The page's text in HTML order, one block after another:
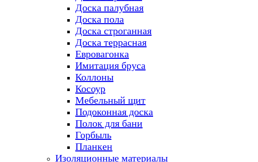
Доска палубная
Доска пола
Доска строганная
Доска террасная
Евровагонка
Имитация бруса
Коллоны
Косоур
Мебельный щит
Подоконная доска
Полок для бани
Горбыль
Планкен
Изоляционные материалы